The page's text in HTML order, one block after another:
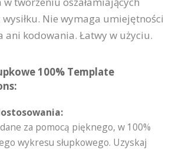
Nie wymaga umiejętności
ani kodowania. Łatwy w użyciu.
100% Template
za pomocą pięknego, w 100%
wykresu słupkowego. Uzyskaj